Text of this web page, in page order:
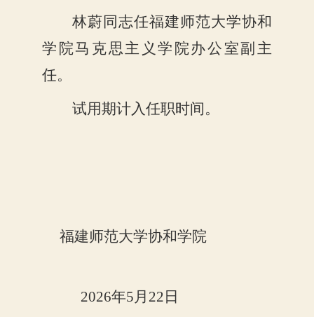
林蔚同志任福建师范大学协和
学院马克思主义学院办公室副主
任。
试用期计入任职时间。
福建师范大学协和学院
2026年5月 22 日